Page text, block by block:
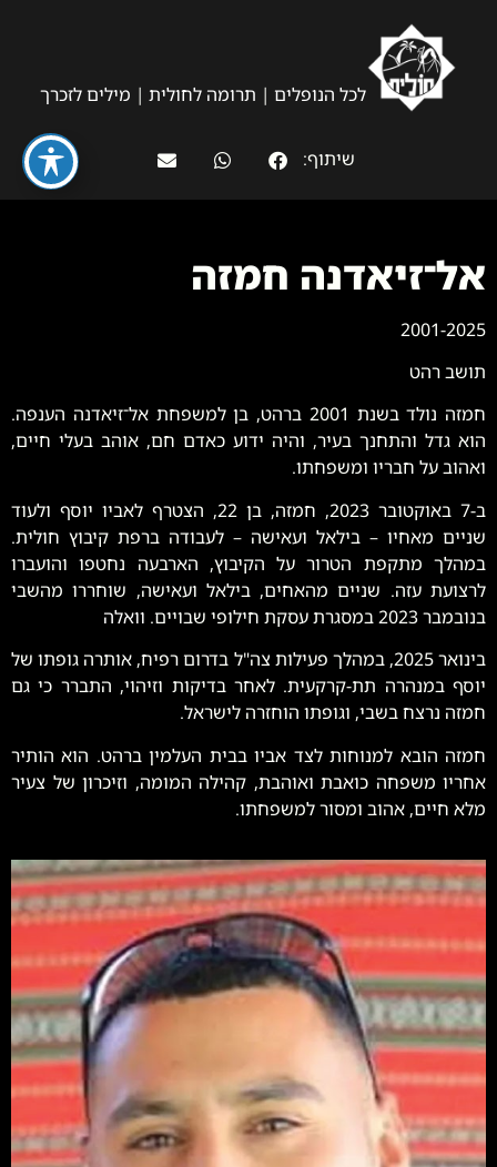
לכל הנופלים| תרומה לחולית| מילים לזכרך
שיתוף:
אל־זיאדנה חמזה
2001-2025
תושב רהט
חמזה נולד בשנת 2001 ברהט, בן למשפחת אל־זיאדנה הענפה.
הוא גדל והתחנך בעיר, והיה ידוע כאדם חם, אוהב בעלי חיים,
ואהוב על חבריו ומשפחתו.
ב-7 באוקטובר 2023, חמזה, בן 22, הצטרף לאביו יוסף ולעוד
שניים מאחיו – בילאל ועאישה – לעבודה ברפת קיבוץ חולית.
במהלך מתקפת הטרור על הקיבוץ, הארבעה נחטפו והועברו
לרצועת עזה. שניים מהאחים, בילאל ועאישה, שוחררו מהשבי
בנובמבר 2023 במסגרת עסקת חילופי שבויים.
וואלה
בינואר 2025, במהלך פעילות צה"ל בדרום רפיח, אותרה גופתו של
יוסף במנהרה תת-קרקעית. לאחר בדיקות וזיהוי, התברר כי גם
חמזה נרצח בשבי, וגופתו הוחזרה לישראל.
חמזה הובא למנוחות לצד אביו בבית העלמין ברהט. הוא הותיר
אחריו משפחה כואבת ואוהבת, קהילה המומה, וזיכרון של צעיר
מלא חיים, אהוב ומסור למשפחתו.